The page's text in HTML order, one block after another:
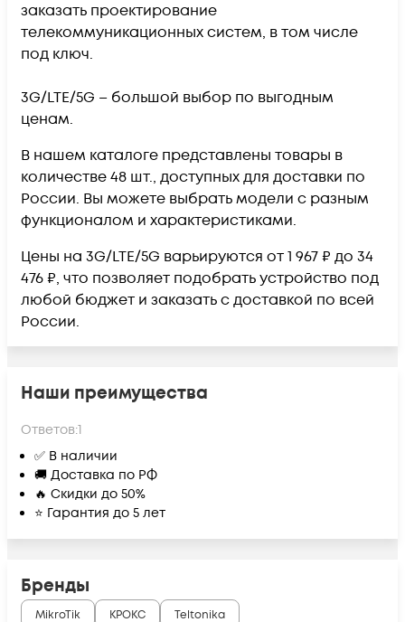
заказать проектирование
телекоммуникационных систем, в том числе
под ключ.
3G/LTE/5G – большой выбор по выгодным
ценам.
В нашем каталоге представлены товары в
количестве 48 шт., доступных для доставки по
России. Вы можете выбрать модели с разным
функционалом и характеристиками.
Цены на 3G/LTE/5G варьируются от 1 967 ₽ до 34
476 ₽, что позволяет подобрать устройство под
любой бюджет и заказать с доставкой по всей
России.
Наши преимущества
Ответов:1
✅ В наличии
🚚 Доставка по РФ
🔥 Скидки до 50%
⭐ Гарантия до 5 лет
Бренды
MikroTik КРОКС Teltonika